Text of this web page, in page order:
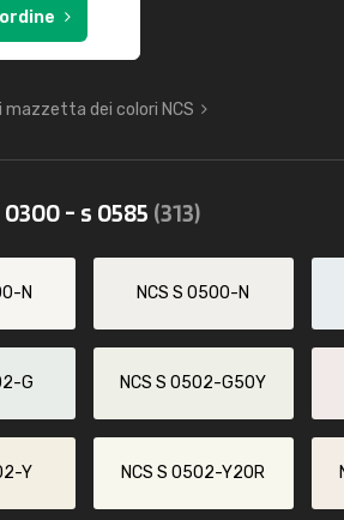
dei colori NCS
- s 0585 (313)
N NCS S 0500-N
G NCS S 0502-G50Y
Y NCS S 0502-Y20R